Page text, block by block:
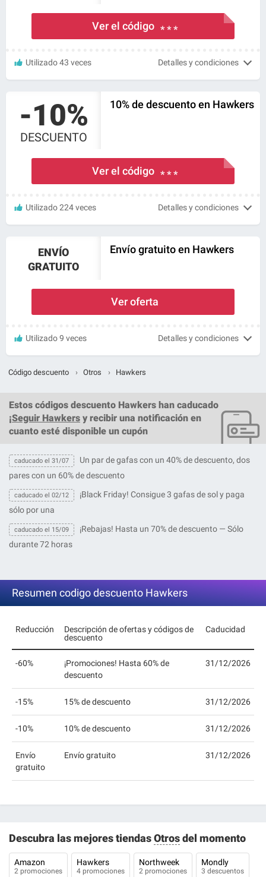
Ver el código * * *
Utilizado 43 veces Detalles y condiciones
-10%
DESCUENTO
10% de descuento en Hawkers
Ver el código * * *
Utilizado 224 veces Detalles y condiciones
ENVÍO
GRATUITO
Envío gratuito en Hawkers
Ver oferta
Utilizado 9 veces Detalles y condiciones
Código descuento › Otros › Hawkers
Estos códigos descuento Hawkers han caducado
¡Seguir Hawkers y recibir una notificación en
cuanto esté disponible un cupón
caducado el 31/07
Un par de gafas con un 40% de descuento, dos
pares con un 60% de descuento
caducado el 02/12
¡Black Friday! Consigue 3 gafas de sol y paga
sólo por una
caducado el 15/09
¡Rebajas! Hasta un 70% de descuento — Sólo
durante 72 horas
Resumen codigo descuento Hawkers
Reducción
Descripción de ofertas y códigos de
descuento
Caducidad
-60%
¡Promociones! Hasta 60% de
descuento
31/12/2026
-15% 15% de descuento 31/12/2026
-10% 10% de descuento 31/12/2026
Envío
gratuito
Envío gratuito 31/12/2026
Descubra las mejores tiendasOtrosdel momento
Amazon
2 promociones
Hawkers
4 promociones
Northweek
2 promociones
Mondly
3 descuentos